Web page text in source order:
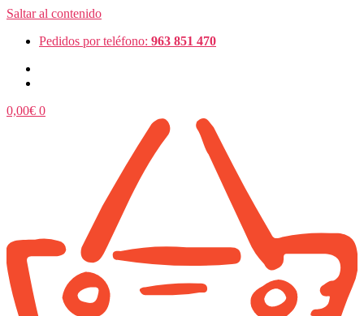
Saltar al contenido
Pedidos por teléfono: 963 851 470
0,00€ 0